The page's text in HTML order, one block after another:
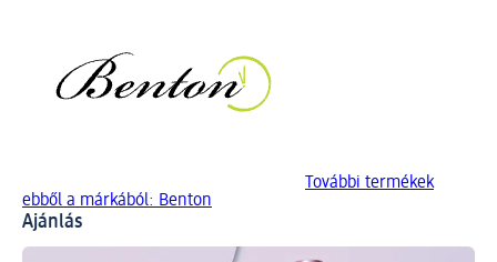
További termékek
ebből a márkából: Benton
Ajánlás